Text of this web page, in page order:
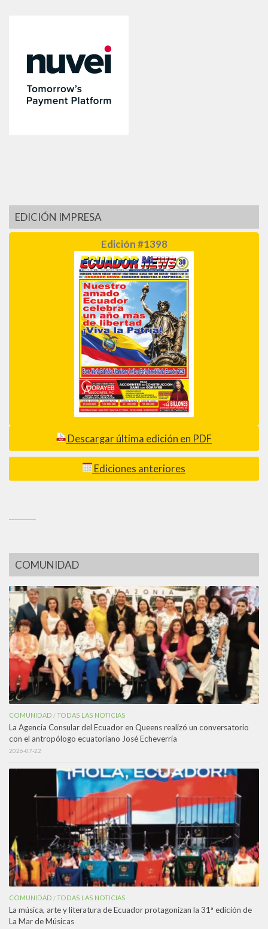
EDICIÓN IMPRESA
Edición #1398
Descargar última edición en PDF
Ediciones anteriores
COMUNIDAD
COMUNIDAD /TODAS LAS NOTICIAS
La Agencia Consular del Ecuador en Queens realizó un conversatorio
con el antropólogo ecuatoriano José Echeverría
2026-07-22
COMUNIDAD /TODAS LAS NOTICIAS
La música, arte y literatura de Ecuador protagonizan la 31ª edición de
La Mar de Músicas